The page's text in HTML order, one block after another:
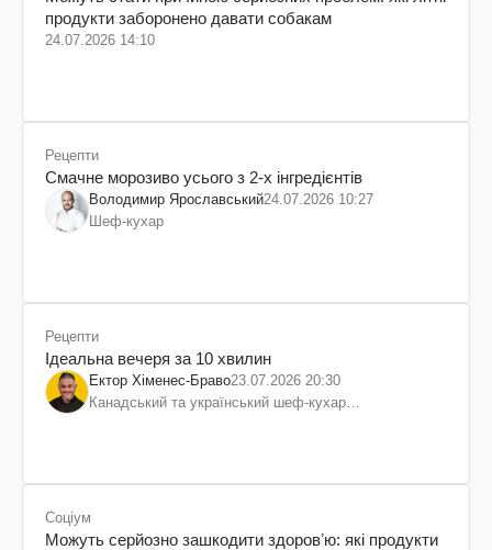
продукти заборонено давати собакам
24.07.2026 14:10
Рецепти
Смачне морозиво усього з 2-х інгредієнтів
Володимир Ярославський24.07.2026 10:27
Шеф-кухар
Рецепти
Ідеальна вечеря за 10 хвилин
Ектор Хіменес-Браво23.07.2026 20:30
Канадський та український шеф-кухар
Соціум
Можуть серйозно зашкодити здоровʼю: які продукти